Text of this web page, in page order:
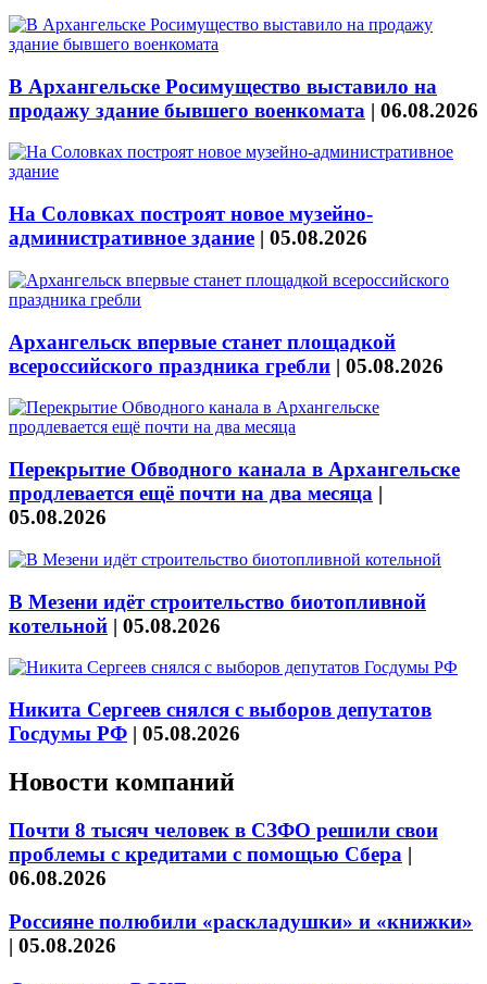
В Архангельске Росимущество выставило на
продажу здание бывшего военкомата | 06.08.2026
На Соловках построят новое музейно-
административное здание | 05.08.2026
Архангельск впервые станет площадкой
всероссийского праздника гребли | 05.08.2026
Перекрытие Обводного канала в Архангельске
продлевается ещё почти на два месяца |
05.08.2026
В Мезени идёт строительство биотопливной
котельной | 05.08.2026
Никита Сергеев снялся с выборов депутатов
Госдумы РФ | 05.08.2026
Новости компаний
Почти 8 тысяч человек в СЗФО решили свои
проблемы с кредитами с помощью Сбера |
06.08.2026
Россияне полюбили «раскладушки» и «книжки»
| 05.08.2026